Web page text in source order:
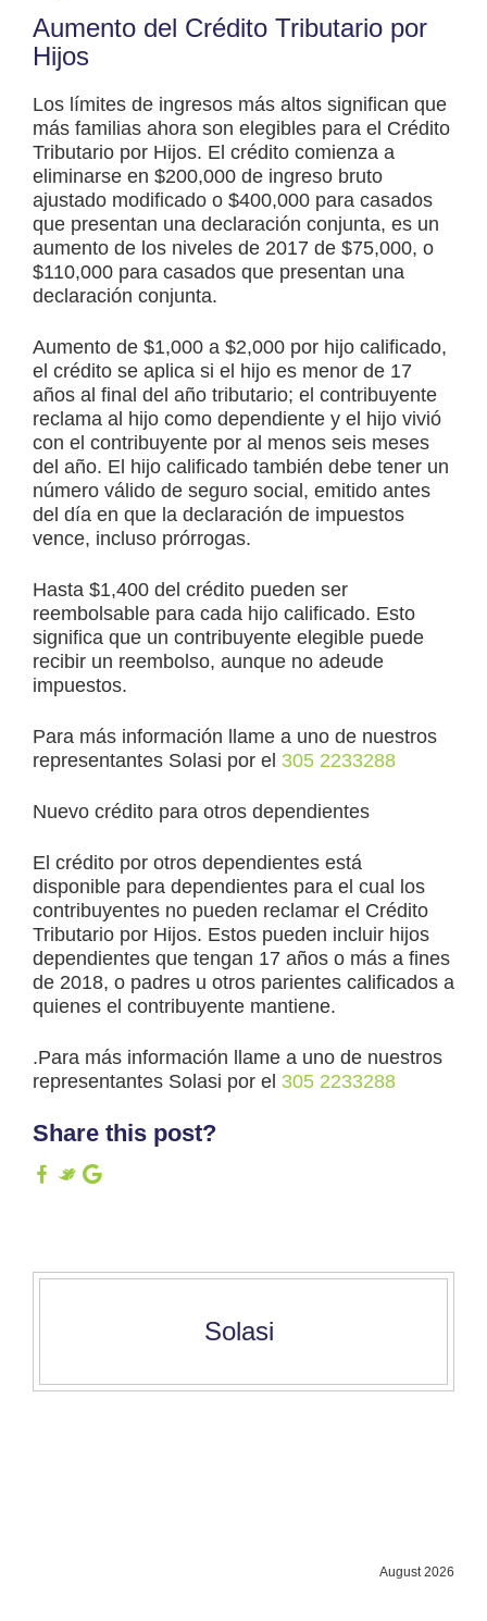
Aumento del Crédito Tributario por
Hijos
Los límites de ingresos más altos significan que
más familias ahora son elegibles para el Crédito
Tributario por Hijos. El crédito comienza a
eliminarse en $200,000 de ingreso bruto
ajustado modificado o $400,000 para casados
que presentan una declaración conjunta, es un
aumento de los niveles de 2017 de $75,000, o
$110,000 para casados que presentan una
declaración conjunta.
Aumento de $1,000 a $2,000 por hijo calificado,
el crédito se aplica si el hijo es menor de 17
años al final del año tributario; el contribuyente
reclama al hijo como dependiente y el hijo vivió
con el contribuyente por al menos seis meses
del año. El hijo calificado también debe tener un
número válido de seguro social, emitido antes
del día en que la declaración de impuestos
vence, incluso prórrogas.
Hasta $1,400 del crédito pueden ser
reembolsable para cada hijo calificado. Esto
significa que un contribuyente elegible puede
recibir un reembolso, aunque no adeude
impuestos.
Para más información llame a uno de nuestros
representantes Solasi por el 305 2233288
Nuevo crédito para otros dependientes
El crédito por otros dependientes está
disponible para dependientes para el cual los
contribuyentes no pueden reclamar el Crédito
Tributario por Hijos. Estos pueden incluir hijos
dependientes que tengan 17 años o más a fines
de 2018, o padres u otros parientes calificados a
quienes el contribuyente mantiene.
.Para más información llame a uno de nuestros
representantes Solasi por el 305 2233288
Share this post?
Solasi
August 2026